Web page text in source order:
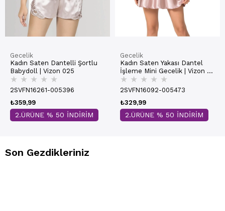
Gecelik
Kadın Saten Dantelli Şortlu
Babydoll | Vizon 025
★ ★ ★ ★ ★
2SVFN16261-005396
₺359,99
2.ÜRÜNE % 50 İNDİRİM
Gecelik
Kadın Saten Yakası Dantel
İşleme Mini Gecelik | Vizon H
005
★ ★ ★ ★ ★
2SVFN16092-005473
₺329,99
2.ÜRÜNE % 50 İNDİRİM
Son Gezdikleriniz